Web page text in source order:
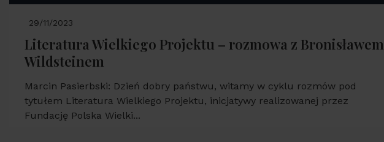
29/11/2023
Literatura Wielkiego Projektu – rozmowa z Bronisławem
Wildsteinem
Marcin Pasierbski: Dzień dobry państwu, witamy w cyklu rozmów pod
tytułem Literatura Wielkiego Projektu, inicjatywy realizowanej przez
Fundację Polska Wielki...